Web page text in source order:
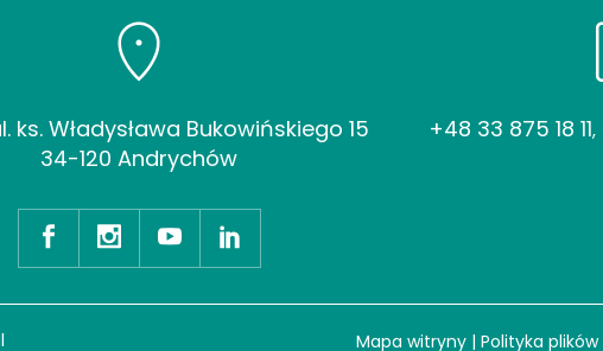
ks. Władysława Bukowińskiego 15
34-120 Andrychów
+48 33 875 18 11,
Mapa witryny | Polityka